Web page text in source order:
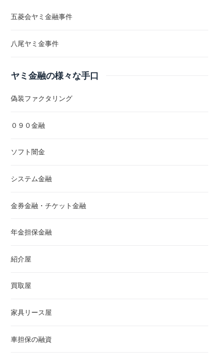
五菱会ヤミ金融事件
八尾ヤミ金事件
ヤミ金融の様々な手口
偽装ファクタリング
０９０金融
ソフト闇金
システム金融
金券金融・チケット金融
年金担保金融
紹介屋
買取屋
家具リース屋
車担保の融資